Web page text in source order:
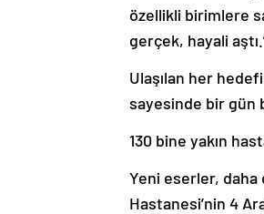
özellikli birimlere
gerçek, hayali
Ulaşılan her
sayesinde bir gün
130 bine yakın
Yeni eserler, daha
Hastanesi’nin 4